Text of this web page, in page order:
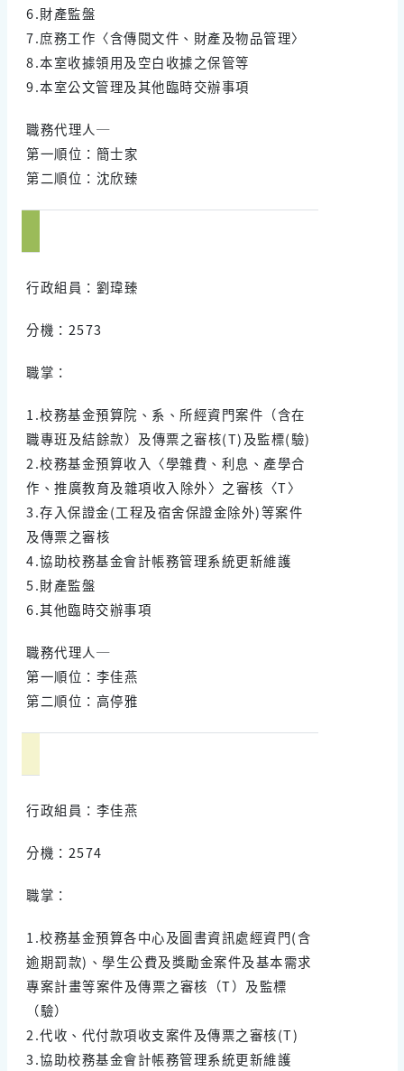
6.財產監盤
7.庶務工作〈含傳閱文件、財產及物品管理〉
8.本室收據領用及空白收據之保管等
9.本室公文管理及其他臨時交辦事項
職務代理人─
第一順位：簡士家
第二順位：沈欣臻
行政組員：劉瑋臻
分機：2573
職掌：
1.校務基金預算院、系、所經資門案件（含在
職專班及結餘款）及傳票之審核(T)及監標(驗)
2.校務基金預算收入〈學雜費、利息、產學合
作、推廣教育及雜項收入除外〉之審核〈T〉
3.存入保證金(工程及宿舍保證金除外)等案件
及傳票之審核
4.協助校務基金會計帳務管理系統更新維護
5.財產監盤
6.其他臨時交辦事項
職務代理人─
第一順位：李佳燕
第二順位：高停雅
行政組員：李佳燕
分機：2574
職掌：
1.校務基金預算各中心及圖書資訊處經資門(含
逾期罰款)、學生公費及獎勵金案件及基本需求
專案計畫等案件及傳票之審核（T）及監標
（驗）
2.代收、代付款項收支案件及傳票之審核(T)
3.協助校務基金會計帳務管理系統更新維護